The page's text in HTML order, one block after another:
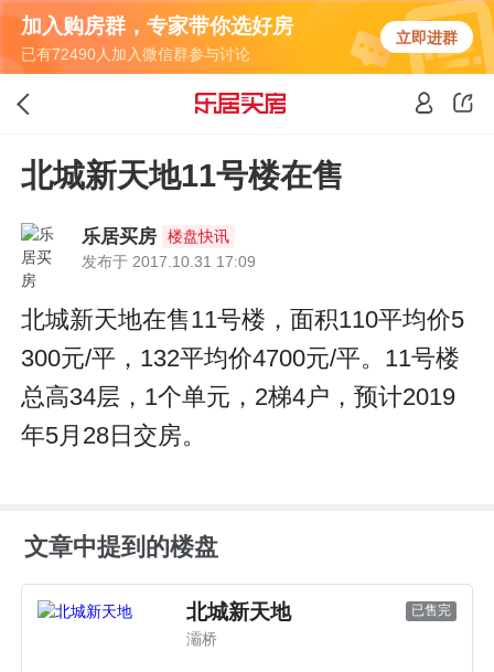
加入购房群，专家带你选好房
已有72490人加入微信群参与讨论
立即进群
北城新天地11号楼在售
乐居买房
楼盘快讯
发布于 2017.10.31 17:09
北城新天地在售11号楼，面积110平均价5
300元/平，132平均价4700元/平。11号楼
总高34层，1个单元，2梯4户，预计2019
年5月28日交房。
文章中提到的楼盘
北城新天地 已售完
灞桥